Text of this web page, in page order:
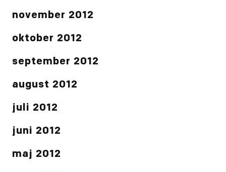
november 2012
oktober 2012
september 2012
august 2012
juli 2012
juni 2012
maj 2012